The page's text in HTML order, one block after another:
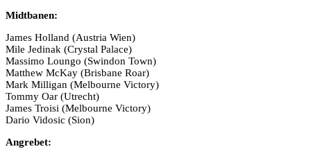
Midtbanen:
James Holland (Austria Wien)
Mile Jedinak (Crystal Palace)
Massimo Loungo (Swindon Town)
Matthew McKay (Brisbane Roar)
Mark Milligan (Melbourne Victory)
Tommy Oar (Utrecht)
James Troisi (Melbourne Victory)
Dario Vidosic (Sion)
Angrebet: